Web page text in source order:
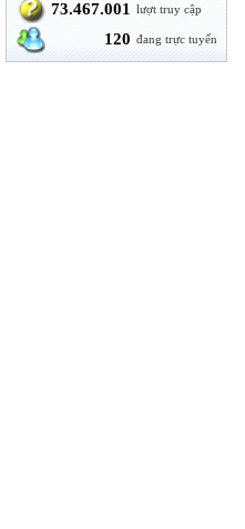
73.467.001 lượt truy cập
120 đang trực tuyến